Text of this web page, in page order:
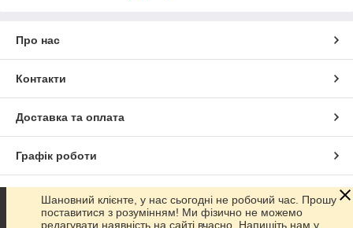
Про нас
Контакти
Доставка та оплата
Графік роботи
Повна версія сайту
Шановний клієнте, у нас сьогодні не робочий час. Прошу
поставитися з розумінням! Ми фізично не можемо
редагувати наявність на сайті вчасно. Напишіть нам у